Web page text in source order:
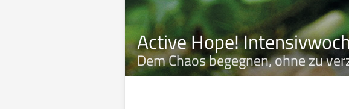
Active Hope!
Dem Chaos begegnen, ohne zu